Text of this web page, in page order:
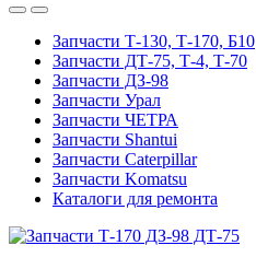
Запчасти Т-130, Т-170, Б10
Запчасти ДТ-75, Т-4, Т-70
Запчасти ДЗ-98
Запчасти Урал
Запчасти ЧЕТРА
Запчасти Shantui
Запчасти Caterpillar
Запчасти Komatsu
Каталоги для ремонта